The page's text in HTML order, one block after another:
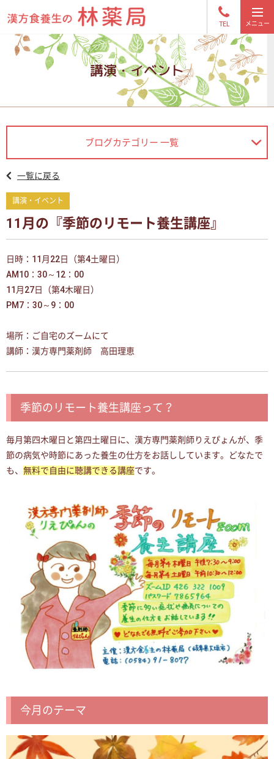
TEL
講演・イベント
ブログカテゴリー 一覧
一覧に戻る
講演・イベント
11月の『季節のリモート養生講座』
日時：11月22日（第4土曜日）
AM10：30～12：00
11月27日（第4木曜日）
PM7：30～9：00
場所：ご自宅のズームにて
講師：漢方専門薬剤師 高田理恵
季節のリモート養生講座って？
毎月第四木曜日と第四土曜日に、漢方専門薬剤師りえぴょんが、季
節の病気や時節にあった養生の仕方をお話ししています。どなたで
も、 無料で自由に聴講できる講座です。
今月のテーマ